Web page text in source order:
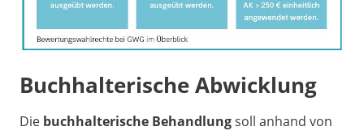
Buchhalterische Abwicklung
Die buchhalterische Behandlungsoll anhand von